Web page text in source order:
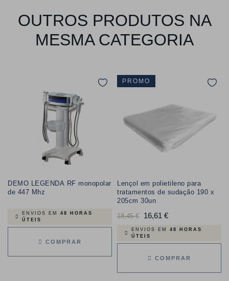
OUTROS PRODUTOS NA
MESMA CATEGORIA
DEMO LEGENDA RF monopolar
de 447 Mhz
ENVIOS EM 48 HORAS
ÚTEIS
COMPRAR
PROMO
Lençol em polietileno para
tratamentos de sudação 190 x
205cm 30un
Preço
normal
18,45 € 16,61 €Preço
ENVIOS EM 48 HORAS
ÚTEIS
COMPRAR